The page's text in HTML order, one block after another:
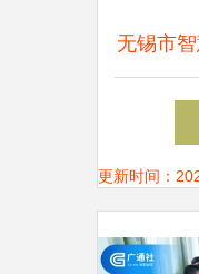
无锡市
单揭晓
更新时间：